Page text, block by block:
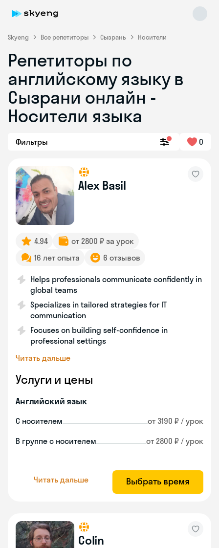
Skyeng Все репетиторы Сызрань Носители
Репетиторы по
английскому языку в
Сызрани онлайн -
Носители языка
Фильтры 0
Alex Basil
4.94
от 2800 ₽ за урок
16 лет опыта
6 отзывов
Helps professionals communicate confidently in
global teams
Specializes in tailored strategies for IT
communication
Focuses on building self-confidence in
professional settings
Читать дальше
Услуги и цены
Английский язык
С носителем от 3190 ₽ / урок
В группе с носителем от 2800 ₽ / урок
Читать дальше Выбрать время
Colin